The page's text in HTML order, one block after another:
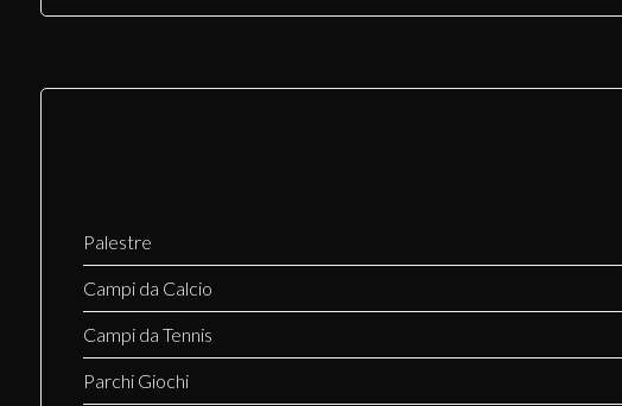
Palestre
Campi da Calcio
Campi da Tennis
Parchi Giochi